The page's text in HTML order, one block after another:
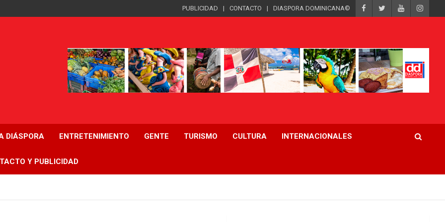
PUBLICIDAD CONTACTO DIASPORA DOMINICANA©
DIÁSPORA ENTRETENIMIENTO GENTE TURISMO CULTURA INTERNACIONALES
Y PUBLICIDAD